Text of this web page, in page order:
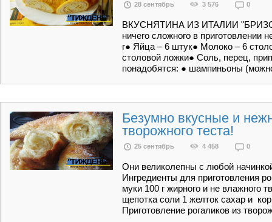
28 сентябрь 3 576 0
ВКУСНЯТИНА ИЗ ИТАЛИИ
ничего сложного в
г● Яйца – 6 штук● Молоко – 6
столовой ложки● Соль, перец,
понадобятся: ● шампиньоны
Безумно вкусные и
творожного теста!
25 сентябрь 4 458 0
Они великолепны с любой
Ингредиенты для приготовления
муки 100 г жирного и не влажного
щепотка соли 1 желток сахар и
Приготовление рогаликов из